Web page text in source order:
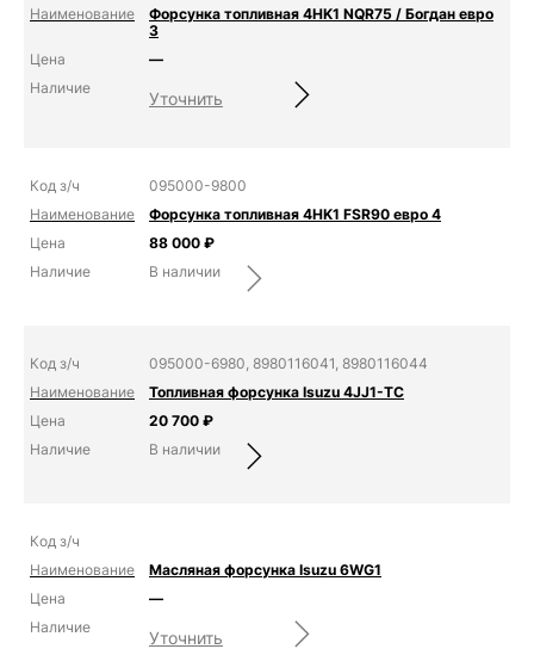
Форсунка топливная 4HK1 NQR75 / Богдан евро
3
—
Уточнить
095000-9800
Форсунка топливная 4HK1 FSR90 евро 4
88 000 ₽
В наличии
095000-6980, 8980116041, 8980116044
Топливная форсунка Isuzu 4JJ1-TC
20 700 ₽
В наличии
Масляная форсунка Isuzu 6WG1
—
Уточнить